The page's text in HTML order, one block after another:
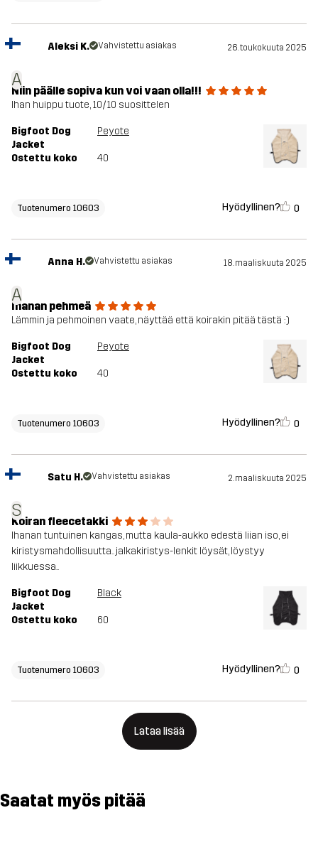
A
Aleksi K. Vahvistettu asiakas 26. toukokuuta 2025
Niin päälle sopiva kun voi vaan olla!!!
Ihan huippu tuote, 10/10 suosittelen
Bigfoot Dog
Jacket
Peyote
Ostettu koko 40
Tuotenumero 10603 Hyödyllinen? 0
A
Anna H. Vahvistettu asiakas 18. maaliskuuta 2025
Ihanan pehmeä
Lämmin ja pehmoinen vaate, näyttää että koirakin pitää tästä :)
Bigfoot Dog
Jacket
Peyote
Ostettu koko 40
Tuotenumero 10603 Hyödyllinen? 0
S
Satu H. Vahvistettu asiakas 2. maaliskuuta 2025
Koiran fleecetakki
Ihanan tuntuinen kangas, mutta kaula-aukko edestä liian iso, ei
kiristysmahdollisuutta.. jalkakiristys-lenkit löysät, löystyy
liikkuessa..
Bigfoot Dog
Jacket
Black
Ostettu koko 60
Tuotenumero 10603 Hyödyllinen? 0
Lataa lisää
Saatat myös pitää